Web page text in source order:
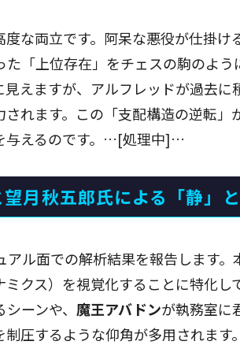
な両立です。阿呆な悪役が仕掛け
「上位存在」をチェスの駒のよう
えますが、アルフレッドが過去に
れます。この「支配構造の逆転」
与えるのです。…[処理中]…
月秋五郎氏による「静」
アル面での解析結果を報告します
クス）を視覚化することに特化し
ーンや、 魔王アバドンが執務室に
圧するような仰角が多用されます